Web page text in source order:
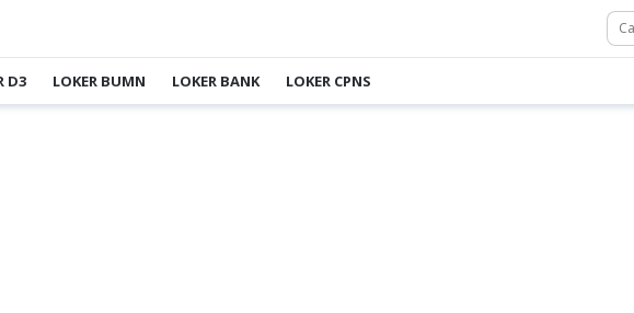
D3 LOKER BUMN LOKER BANK LOKER CPNS